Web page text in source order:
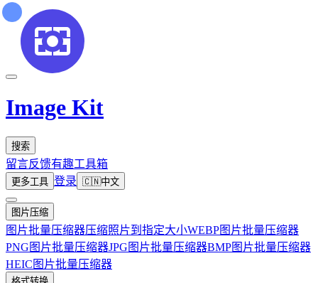
Image Kit
搜索
留言反馈有趣工具箱
更多工具 登录 🇨🇳中文
图片压缩
图片批量压缩器压缩照片到指定大小WEBP图片批量压缩器
PNG图片批量压缩器JPG图片批量压缩器BMP图片批量压缩器
HEIC图片批量压缩器